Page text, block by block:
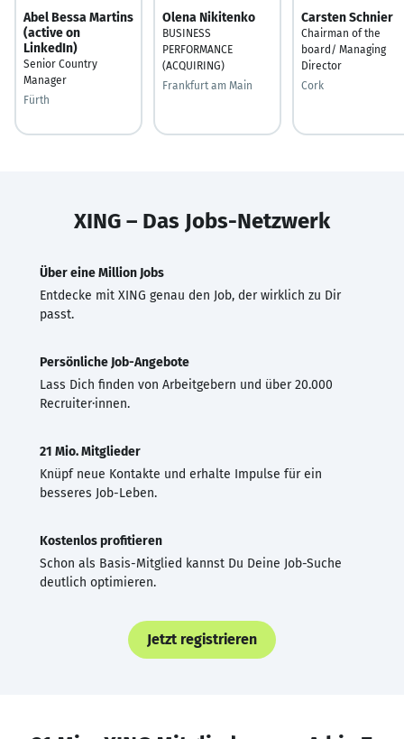
Abel Bessa Martins
(active on
LinkedIn)
Senior Country
Manager
Fürth
Olena Nikitenko
BUSINESS
PERFORMANCE
(ACQUIRING)
Frankfurt am Main
Carsten Schnier
Chairman of the
board/ Managing
Director
Cork
XING – Das Jobs-Netzwerk
Über eine Million Jobs
Entdecke mit XING genau den Job, der wirklich zu Dir
passt.
Persönliche Job-Angebote
Lass Dich finden von Arbeitgebern und über 20.000
Recruiter·innen.
21 Mio. Mitglieder
Knüpf neue Kontakte und erhalte Impulse für ein
besseres Job-Leben.
Kostenlos profitieren
Schon als Basis-Mitglied kannst Du Deine Job-Suche
deutlich optimieren.
Jetzt registrieren